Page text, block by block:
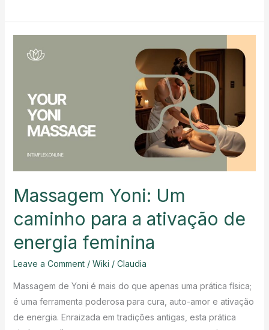
Prática
limpeza
Massagem Yoni: Um
caminho para a ativação de
energia feminina
Leave a Comment / Wiki / Claudia
Massagem de Yoni é mais do que apenas uma prática física;
é uma ferramenta poderosa para cura, auto-amor e ativação
de energia. Enraizada em tradições antigas, esta prática